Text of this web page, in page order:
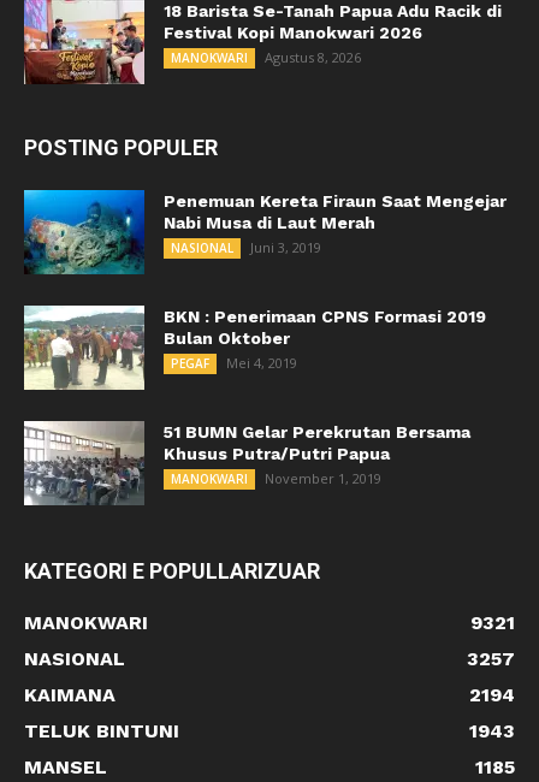
18 Barista Se-Tanah Papua Adu Racik di
Festival Kopi Manokwari 2026
MANOKWARI Agustus 8, 2026
POSTING POPULER
Penemuan Kereta Firaun Saat Mengejar
Nabi Musa di Laut Merah
NASIONAL Juni 3, 2019
BKN : Penerimaan CPNS Formasi 2019
Bulan Oktober
PEGAF Mei 4, 2019
51 BUMN Gelar Perekrutan Bersama
Khusus Putra/Putri Papua
MANOKWARI November 1, 2019
KATEGORI E POPULLARIZUAR
MANOKWARI
9321
NASIONAL
3257
KAIMANA
2194
TELUK BINTUNI
1943
MANSEL
1185